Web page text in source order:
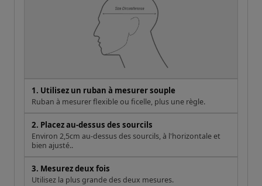
1. Utilisez un ruban à mesurer souple
Ruban à mesurer flexible ou ficelle, plus une règle.
2. Placez au-dessus des sourcils
Environ 2,5cm au-dessus des sourcils, à l'horizontale et
bien ajusté..
3. Mesurez deux fois
Utilisez la plus grande des deux mesures.